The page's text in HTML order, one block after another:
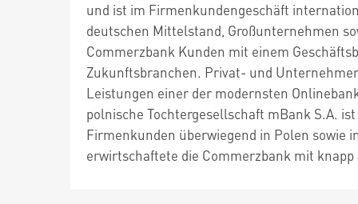
und ist im Firmenkundengeschäft
deutschen Mittelstand, Großunternehmen
Commerzbank Kunden mit einem
Zukunftsbranchen. Privat- und
Leistungen einer der modernsten
polnische Tochtergesellschaft mBank S.A.
Firmenkunden überwiegend in Polen sowie
erwirtschaftete die Commerzbank mit